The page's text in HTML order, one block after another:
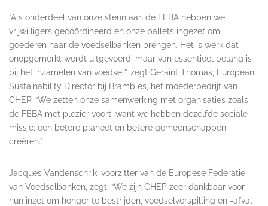
“Als onderdeel van onze steun aan de FEBA hebben we
vrijwilligers gecoördineerd en onze pallets ingezet om
goederen naar de voedselbanken brengen. Het is werk dat
onopgemerkt wordt uitgevoerd, maar van essentieel belang is
bij het inzamelen van voedsel”, zegt Geraint Thomas, European
Sustainability Director bij Brambles, het moederbedrijf van
CHEP. “We zetten onze samenwerking met organisaties zoals
de FEBA met plezier voort, want we hebben dezelfde sociale
missie: een betere planeet en betere gemeenschappen
creëren.”
Jacques Vandenschrik, voorzitter van de Europese Federatie
van Voedselbanken, zegt: “We zijn CHEP zeer dankbaar voor
hun inzet om honger te bestrijden, voedselverspilling en -afval